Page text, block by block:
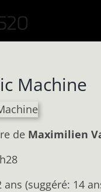
Machine
de Maximilien
ans (suggéré: 14